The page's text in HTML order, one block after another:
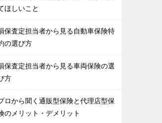
ほしいこと
保査定担当者から見る自動車保険特
の選び方
保査定担当者から見る車両保険の選
方
ロから聞く通販型保険と代理店型保
のメリット・デメリット